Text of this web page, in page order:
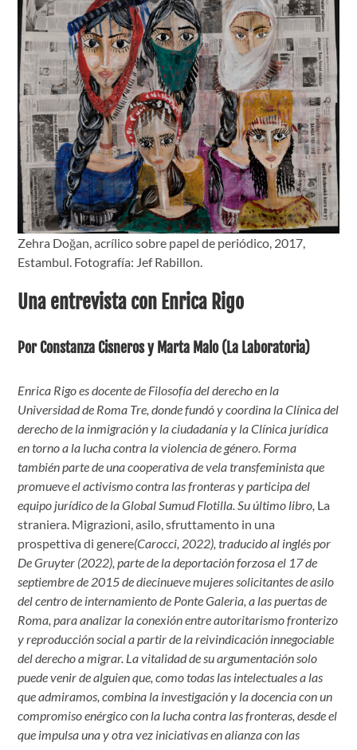
Zehra Doğan, acrílico sobre papel de periódico, 2017,
Estambul. Fotografía: Jef Rabillon.
Una entrevista con Enrica Rigo
Por Constanza Cisneros y Marta Malo (La Laboratoria)
Enrica Rigo es docente de Filosofía del derecho en la
Universidad de Roma Tre, donde fundó y coordina la Clínica del
derecho de la inmigración y la ciudadanía y la Clínica jurídica
en torno a la lucha contra la violencia de género. Forma
también parte de una cooperativa de vela transfeminista que
promueve el activismo contra las fronteras y participa del
equipo jurídico de la Global Sumud Flotilla. Su último libro, La
straniera. Migrazioni, asilo, sfruttamento in una
prospettiva di genere(Carocci, 2022), traducido al inglés por
De Gruyter (2022), parte de la deportación forzosa el 17 de
septiembre de 2015 de diecinueve mujeres solicitantes de asilo
del centro de internamiento de Ponte Galeria, a las puertas de
Roma, para analizar la conexión entre autoritarismo fronterizo
y reproducción social a partir de la reivindicación innegociable
del derecho a migrar. La vitalidad de su argumentación solo
puede venir de alguien que, como todas las intelectuales a las
que admiramos, combina la investigación y la docencia con un
compromiso enérgico con la lucha contra las fronteras, desde el
que impulsa una y otra vez iniciativas en alianza con las